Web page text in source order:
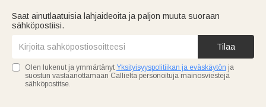
Saat ainutlaatuisia lahjaideoita ja paljon muuta suoraan
sähköpostiisi.
Tilaa
Olen lukenut ja ymmärtänyt Yksityisyyspolitiikan ja eväskäytön ja
suostun vastaanottamaan Callielta personoituja mainosviestejä
sähköpostitse.